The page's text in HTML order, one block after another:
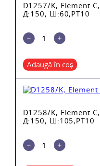
D1257/K, Element C,
Д:150, Ш:60,PT10
Adaugă în coș
D1258/K, Element C,
Д:150, Ш:105,PT10